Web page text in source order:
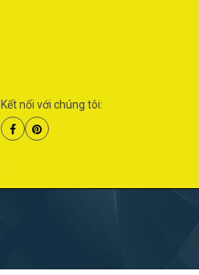
Kết nối với chúng tôi: